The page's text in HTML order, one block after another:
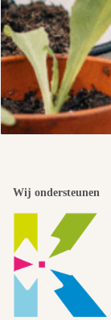
Wij ondersteunen